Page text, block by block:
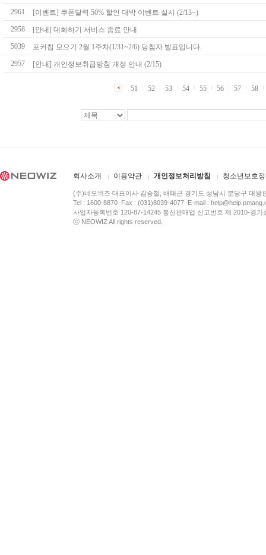
2961
[이벤트] 쿠폰달력 50% 할인 대박 이벤트 실시 (2/13~)
2958
[안내] 대화하기 서비스 종료 안내
5039
포커칩 모으기 2월 1주차(1/31~2/6) 당첨자 발표입니다.
2957
[안내] 개인정보취급방침 개정 안내 (2/15)
51 52 53 54 55 56 57 58
회사소개 이용약관 개인정보처리방침 청소년보호
(주)네오위즈 대표이사 김승철, 배태근 경기도 성남시 분당구 대왕
Tel : 1600-8870 Fax : (031)8039-4077 E-mail :
사업자등록번호 120-87-14245 통신판매업 신고번호 제 2010-경
ⓒ NEOWIZ All rights reserved.